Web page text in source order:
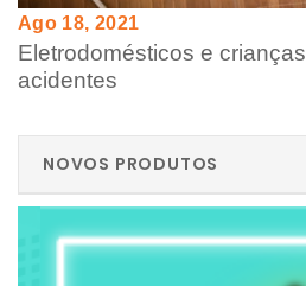
Ago 18, 2021
Eletrodomésticos e
acidentes
NOVOS PRODUTOS